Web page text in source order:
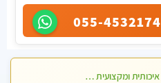
055-4532174
מעסה איכותית ומקצועית מאוד בראשון לציון